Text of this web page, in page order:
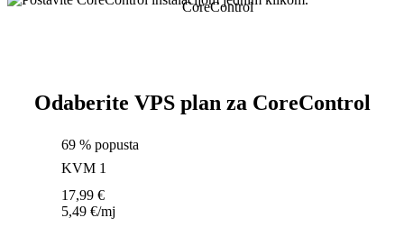
Odaberite VPS plan za CoreControl
69 % popusta
KVM 1
17,99 €
5,49 €/mj